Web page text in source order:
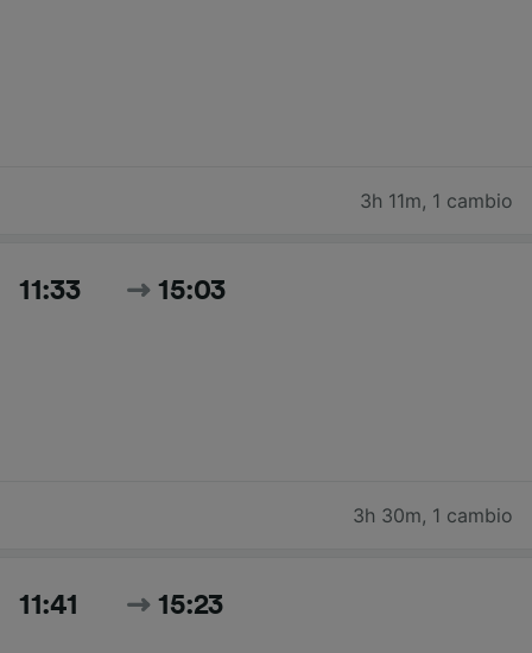
3h 11m, 1 cambio
11:33 15:03
3h 30m, 1 cambio
11:41 15:23